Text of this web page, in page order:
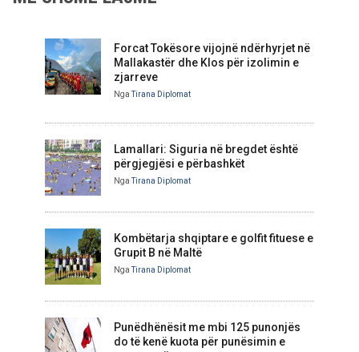
Forcat Tokësore vijojnë ndërhyrjet në
Mallakastër dhe Klos për izolimin e
zjarreve
Nga Tirana Diplomat
Lamallari: Siguria në bregdet është
përgjegjësi e përbashkët
Nga Tirana Diplomat
Kombëtarja shqiptare e golfit fituese e
Grupit B në Maltë
Nga Tirana Diplomat
Punëdhënësit me mbi 125 punonjës
do të kenë kuota për punësimin e